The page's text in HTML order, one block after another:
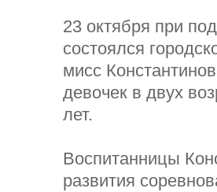
23 октября при
состоялся
мисс
девочек в двух
лет.
Воспитанницы
развития